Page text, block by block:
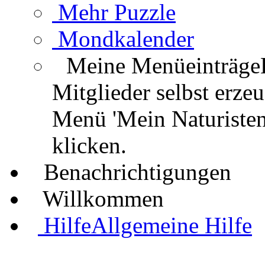
Mehr Puzzle
Mondkalender
Meine Menüeinträge
Mitglieder selbst
Menü 'Mein
klicken.
Benachrichtigungen
Willkommen
HilfeAllgemeine Hilfe